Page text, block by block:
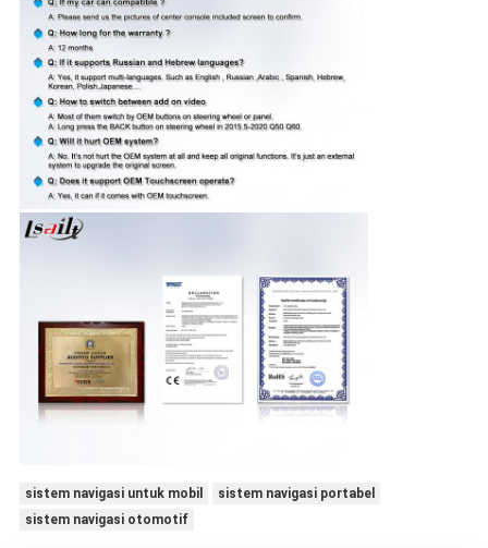
sistem navigasi untuk mobil
sistem navigasi portabel
sistem navigasi otomotif